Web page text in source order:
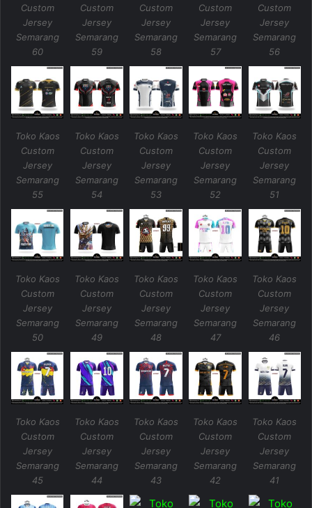
Custom
Jersey
Semarang
60
Custom
Jersey
Semarang
59
Custom
Jersey
Semarang
58
Custom
Jersey
Semarang
57
Custom
Jersey
Semarang
56
Toko Kaos
Custom
Jersey
Semarang
55
Toko Kaos
Custom
Jersey
Semarang
54
Toko Kaos
Custom
Jersey
Semarang
53
Toko Kaos
Custom
Jersey
Semarang
52
Toko Kaos
Custom
Jersey
Semarang
51
Toko Kaos
Custom
Jersey
Semarang
50
Toko Kaos
Custom
Jersey
Semarang
49
Toko Kaos
Custom
Jersey
Semarang
48
Toko Kaos
Custom
Jersey
Semarang
47
Toko Kaos
Custom
Jersey
Semarang
46
Toko Kaos
Custom
Jersey
Semarang
45
Toko Kaos
Custom
Jersey
Semarang
44
Toko Kaos
Custom
Jersey
Semarang
43
Toko Kaos
Custom
Jersey
Semarang
42
Toko Kaos
Custom
Jersey
Semarang
41